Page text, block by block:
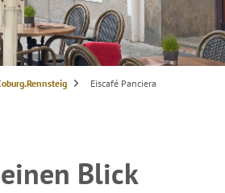
Eiscafé Panciera
Blick